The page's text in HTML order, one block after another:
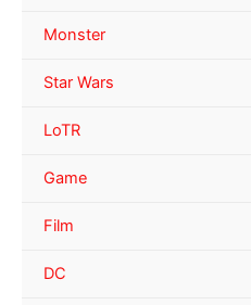
Monster
Star Wars
LoTR
Game
Film
DC